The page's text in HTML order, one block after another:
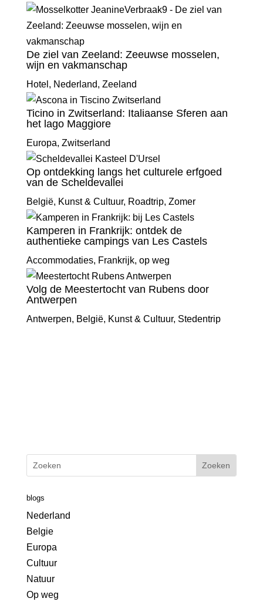
De ziel van Zeeland: Zeeuwse mosselen,
wijn en vakmanschap
Hotel , Nederland, Zeeland
Ticino in Zwitserland: Italiaanse Sferen aan
het lago Maggiore
Europa, Zwitserland
Op ontdekking langs het culturele erfgoed
van de Scheldevallei
België, Kunst & Cultuur, Roadtrip, Zomer
Kamperen in Frankrijk: ontdek de
authentieke campings van Les Castels
Accommodaties, Frankrijk, op weg
Volg de Meestertocht van Rubens door
Antwerpen
Antwerpen, België, Kunst & Cultuur, Stedentrip
blogs
Nederland
Belgie
Europa
Cultuur
Natuur
Op weg